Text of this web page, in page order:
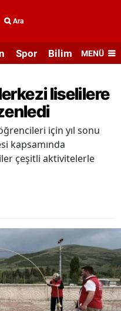
Ara
Spor Bilim veMENÜ
liselilere
için yıl sonu
kapsamında
çeşitli aktivitelerle